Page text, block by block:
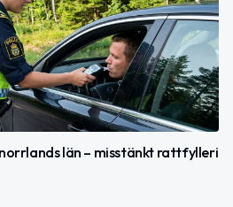
län – misstänkt rattfylleri